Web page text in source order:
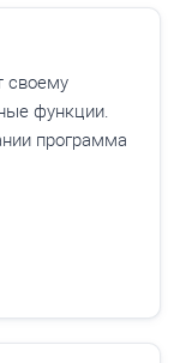
своему
функции.
программа